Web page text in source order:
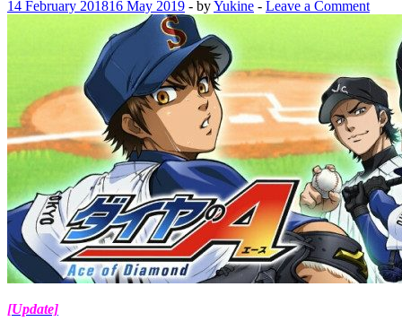
14 February 201816 May 2019 - byYukine - Leave a Comment
[Update]